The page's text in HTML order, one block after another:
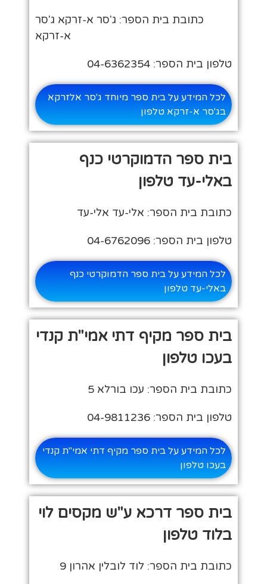
כתובת בית הספר: ג'סר א-זרקא ג'סר
א-זרקא
טלפון בית הספר: 04-6362354
לכל המידע על בית ספר מיוחד ג'סר אלזרקא
בג'סר א-זרקא טלפון
בית ספר הדמוקרטי כנף
באלי-עד טלפון
כתובת בית הספר: אלי-עד אלי-עד
טלפון בית הספר: 04-6762096
לכל המידע על בית ספר הדמוקרטי כנף
באלי-עד טלפון
בית ספר מקיף דתי אמי"ת קנדי
בעכו טלפון
כתובת בית הספר: עכו בורלא 5
טלפון בית הספר: 04-9811236
לכל המידע על בית ספר מקיף דתי אמי"ת קנדי
בעכו טלפון
בית ספר דרכא ע"ש מקסים לוי
בלוד טלפון
כתובת בית הספר: לוד לובלין אהרון 9